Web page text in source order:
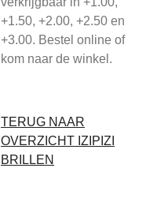
+1.50, +2.00, +2.50 en
+3.00. Bestel online of
kom naar de winkel.
TERUG NAAR
OVERZICHT IZIPIZI
BRILLEN